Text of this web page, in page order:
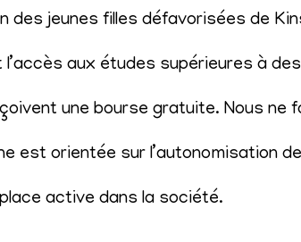
des jeunes filles défavorisées de
aux études supérieures à
une bourse gratuite. Nous ne
est orientée sur l’autonomisation
active dans la société.